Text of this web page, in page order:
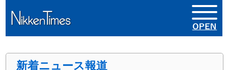
新着ニュース報道